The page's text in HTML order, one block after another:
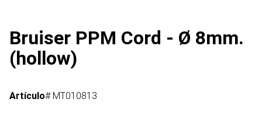
Bruiser PPM Cord - Ø 8mm.
(hollow)
Artículo# MT010813